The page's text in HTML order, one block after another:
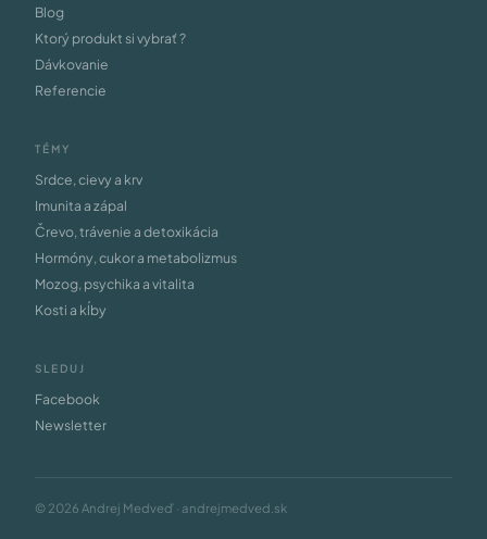
Blog
Ktorý produkt si vybrať ?
Dávkovanie
Referencie
TÉMY
Srdce, cievy a krv
Imunita a zápal
Črevo, trávenie a detoxikácia
Hormóny, cukor a metabolizmus
Mozog, psychika a vitalita
Kosti a kĺby
SLEDUJ
Facebook
Newsletter
© 2026 Andrej Medveď · andrejmedved.sk